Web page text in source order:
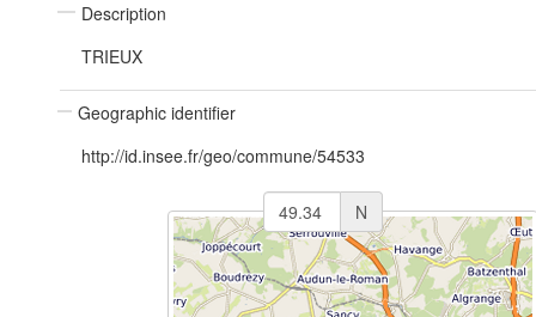
Description
TRIEUX
Geographic identifier
http://id.insee.fr/geo/commune/54533
N